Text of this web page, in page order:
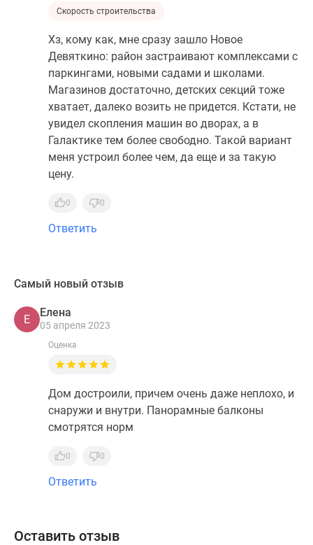
Скорость строительства
Хз, кому как, мне сразу зашло Новое
Девяткино: район застраивают комплексами с
паркингами, новыми садами и школами.
Магазинов достаточно, детских секций тоже
хватает, далеко возить не придется. Кстати, не
увидел скопления машин во дворах, а в
Галактике тем более свободно. Такой вариант
меня устроил более чем, да еще и за такую
цену.
0 0
Ответить
Самый новый отзыв
Е
Елена
05 апреля 2023
Оценка
Дом достроили, причем очень даже неплохо, и
снаружи и внутри. Панорамные балконы
смотрятся норм
0 0
Ответить
Оставить отзыв